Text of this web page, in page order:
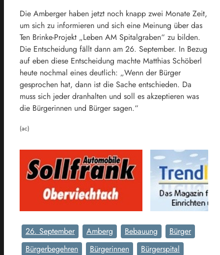
Die Amberger haben jetzt noch knapp zwei Monate Zeit,
um sich zu informieren und sich eine Meinung über das
Ten Brinke-Projekt „Leben AM Spitalgraben“ zu bilden.
Die Entscheidung fällt dann am 26. September. In Bezug
auf eben diese Entscheidung machte Matthias Schöberl
heute nochmal eines deutlich: „Wenn der Bürger
gesprochen hat, dann ist die Sache entschieden. Da
muss sich jeder dranhalten und soll es akzeptieren was
die Bürgerinnen und Bürger sagen.“
(ac)
26. September Amberg Bebauung
Bürger
Bürgerbegehren
Bürgerinnen
Bürgerspital